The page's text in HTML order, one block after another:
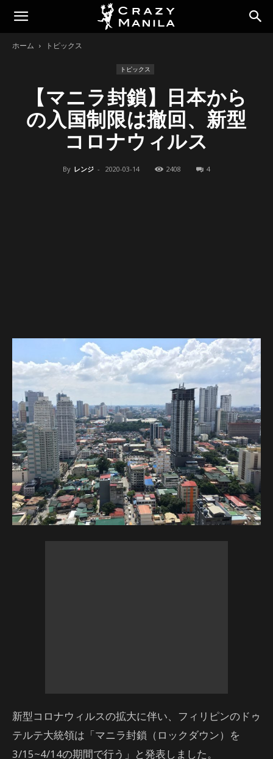
ホーム トピックス
トピックス
【マニラ封鎖】日本から
の入国制限は撤回、新型
コロナウィルス
By レンジ - 2020-03-14 2408 4
新型コロナウィルスの拡大に伴い、フィリピンのドゥ
テルテ大統領は「マニラ封鎖（ロックダウン）を
3/15~4/14の期間で行う」と発表しました。